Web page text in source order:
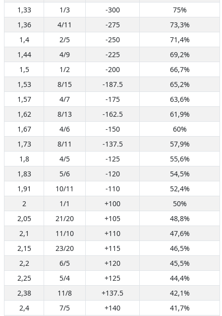
1,33
1/3 -300
75%
1,36
4/11 -275
73,3%
1,4
2/5 -250
71,4%
1,44
4/9 -225
69,2%
1,5
1/2 -200
66,7%
1,53
8/15 -187.5
65,2%
1,57
4/7 -175
63,6%
1,62
8/13 -162.5
61,9%
1,67
4/6 -150
60%
1,73
8/11 -137.5
57,9%
1,8
4/5 -125
55,6%
1,83
5/6 -120
54,5%
1,91
10/11 -110
52,4%
2
1/1 +100
50%
2,05
21/20 +105
48,8%
2,1
11/10 +110
47,6%
2,15
23/20 +115
46,5%
2,2
6/5 +120
45,5%
2,25
5/4 +125
44,4%
2,38
11/8 +137.5
42,1%
2,4
7/5 +140
41,7%